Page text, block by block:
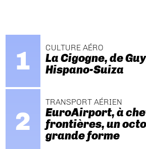
CULTURE AÉRO
La Cigogne, de
Hispano-Suiza
TRANSPORT AÉRIEN
EuroAirport, à
frontières, un
grande forme